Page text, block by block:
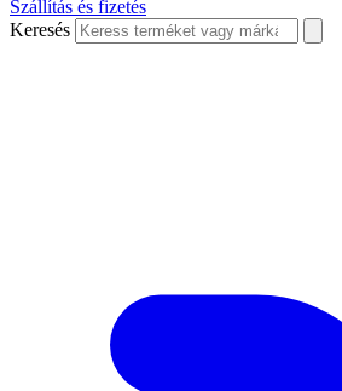
Szállítás és fizetés
Keresés